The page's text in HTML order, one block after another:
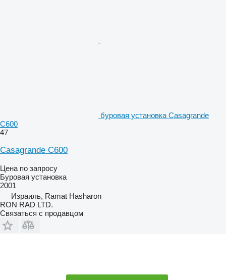
буровая установка Casagrande
C600
47
Casagrande C600
Цена по запросу
Буровая установка
2001
Израиль, Ramat Hasharon
RON RAD LTD.
Связаться с продавцом